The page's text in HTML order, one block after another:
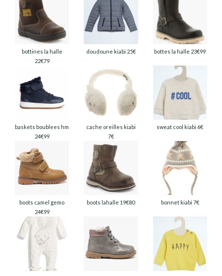
bottines la halle
22€79
doudoune kiabi 25€ bottes la halle 23€99
baskets boublees hm
24€99
cache oreilles kiabi
7€
sweat cool kiabi 6€
boots camel gemo
24€99
boots lahalle 19€80 bonnet kiabi 7€